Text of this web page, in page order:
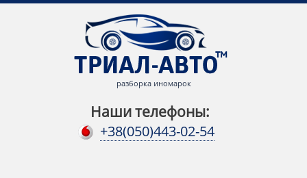
разборка иномарок
Наши телефоны:
+38(050)443-02-54